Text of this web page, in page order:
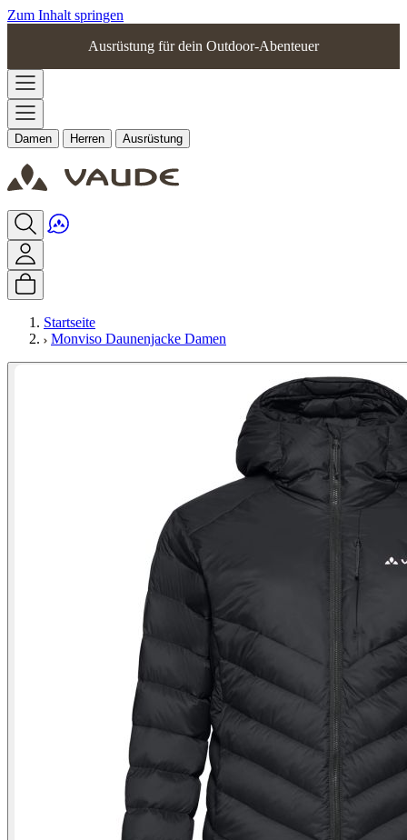
Zum Inhalt springen
Ausrüstung für dein Outdoor-Abenteuer
Damen Herren Ausrüstung
Startseite
Monviso Daunenjacke Damen